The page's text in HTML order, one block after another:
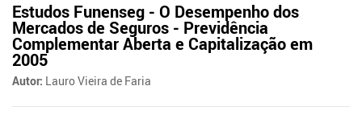
Estudos Funenseg - O Desempenho dos
Mercados de Seguros - Previdência
Complementar Aberta e Capitalização em
2005
Autor: Lauro Vieira de Faria